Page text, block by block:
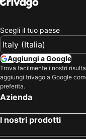
Scegli il tuo paese
Aggiungi a Google
Trova facilmente i nostri
aggiungi trivago a Google
preferita.
Azienda
I nostri prodotti